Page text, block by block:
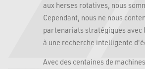
aux herses rotatives, nous
Cependant, nous ne nous
partenariats stratégiques avec
à une recherche intelligente
Avec des centaines de